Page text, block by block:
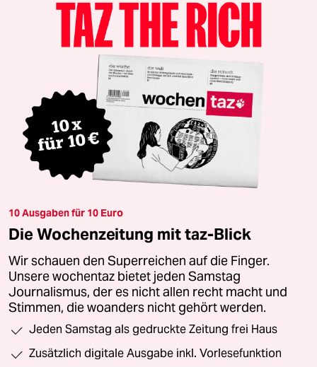
10 Ausgaben für 10 Euro
Die Wochenzeitung mit taz-Blick
Wir schauen den Superreichen auf die Finger.
Unsere wochentaz bietet jeden Samstag
Journalismus, der es nicht allen recht macht und
Stimmen, die woanders nicht gehört werden.
Jeden Samstag als gedruckte Zeitung frei Haus
Zusätzlich digitale Ausgabe inkl. Vorlesefunktion